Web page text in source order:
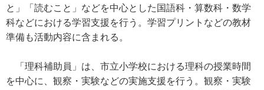
と」「読むこと」などを中心とした国語科・算数科・数学
科などにおける学習支援を行う。学習プリントなどの教材
準備も活動内容に含まれる。
「理科補助員」は、市立小学校における理科の授業時間
を中心に、観察・実験などの実施支援を行う。観察・実験